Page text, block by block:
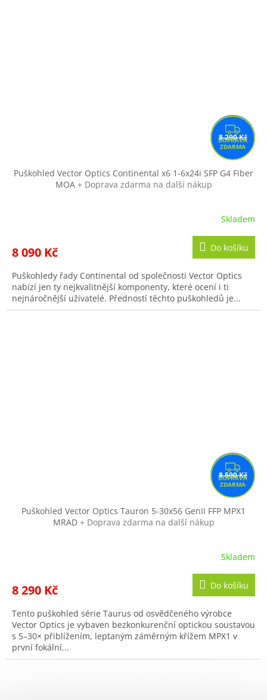
8 290 Kč
Z
D
A
R
Puškohled Vector Optics Continental x6 1-6x24i SFP G4 Fiber
MOA + Doprava zdarma na další nákup
Skladem
8 090 Kč Do košíku
Puškohledy řady Continental od společnosti Vector Optics
nabízí jen ty nejkvalitnější komponenty, které ocení i ti
nejnáročnější uživatelé. Předností těchto puškohledů je...
8 590 Kč
Z
D
A
R
Puškohled Vector Optics Tauron 5-30x56 GenII FFP MPX1
MRAD + Doprava zdarma na další nákup
Skladem
8 290 Kč Do košíku
Tento puškohled série Taurus od osvědčeného výrobce
Vector Optics je vybaven bezkonkurenční optickou soustavou
s 5–30× přiblížením, leptaným záměrným křížem MPX1 v
první fokální...